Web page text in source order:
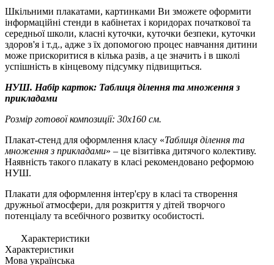
Шкільними плакатами, картинками Ви зможете оформити
інформаційні стенди в кабінетах і коридорах початкової та
середньої школи, класні куточки, куточки безпеки, куточки
здоров'я і т.д., адже з їх допомогою процес навчання дитини
може прискоритися в кілька разів, а це значить і в школі
успішність в кінцевому підсумку підвищиться.
НУШ. Набір карток: Таблиця ділення та множення з
прикладами
Розмір готової композиції: 30х160 см.
Плакат-стенд для оформлення класу «Таблиця ділення та
множення з прикладами» – це візитівка дитячого колективу.
Наявність такого плакату в класі рекомендовано реформою
НУШ.
Плакати для оформлення інтер'єру в класі та створення
дружньої атмосфери, для розкриття у дітей творчого
потенціалу та всебічного розвитку особистості.
Характеристики
Характеристики
Мова українська